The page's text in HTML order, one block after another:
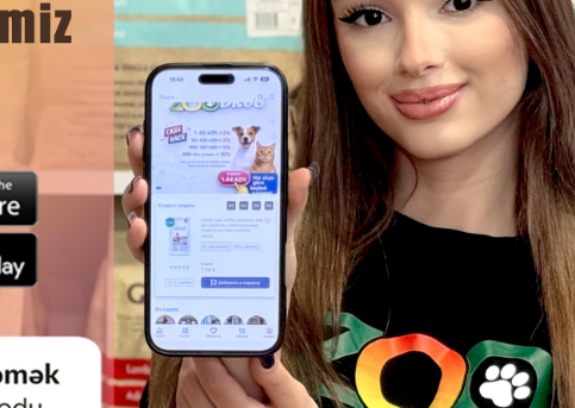
ДАЛЬШЕ
Смотреть Все
CREAMY TUNA
ПЮРЕ ИЗ ТУНЦА ДЛЯ
70 ГР.
ЛАКОМСТВО CARNILOVE CAT SOFT
SNACK БЕЗЗЕРНОВОЕ ПОЛУВЛАЖНОЕ
ЛАКОМСТВО С КУРИЦЕЙ И ТИМЬЯНОМ
ДЛЯ ВЗРОСЛЫХ КОШЕК 50 ГР.